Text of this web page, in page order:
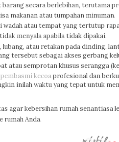
secara berlebihan, terutama
makanan atau tumpahan minuman.
wadah atau tempat yang tertutup
menyala apabila tidak dipakai.
atau retakan pada dinding,
tersebut sebagai akses gerbang
atau semprotan khusus serangga
kecoaprofesional dan
inilah waktu yang tepat untuk
agar kebersihan rumah senantiasa
rumah Anda.